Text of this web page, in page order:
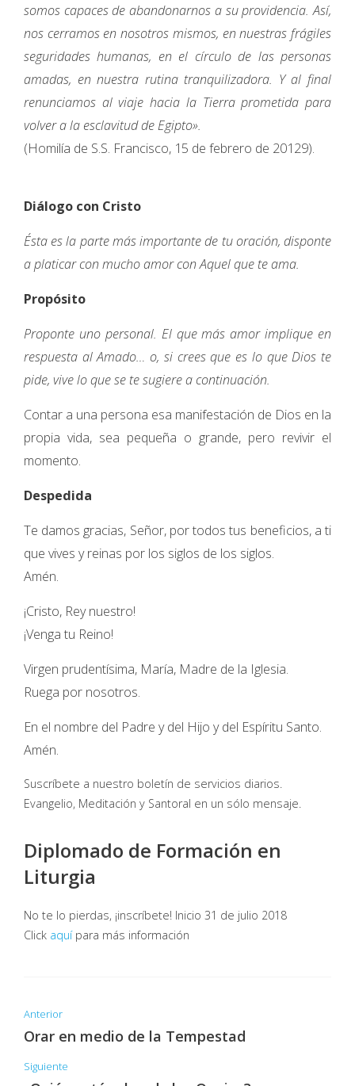
somos capaces de abandonarnos a su providencia. Así,
nos cerramos en nosotros mismos, en nuestras frágiles
seguridades humanas, en el círculo de las personas
amadas, en nuestra rutina tranquilizadora. Y al final
renunciamos al viaje hacia la Tierra prometida para
volver a la esclavitud de Egipto».
(Homilía de S.S. Francisco, 15 de febrero de 20129).
Diálogo con Cristo
Ésta es la parte más importante de tu oración, disponte
a platicar con mucho amor con Aquel que te ama.
Propósito
Proponte uno personal. El que más amor implique en
respuesta al Amado… o, si crees que es lo que Dios te
pide, vive lo que se te sugiere a continuación.
Contar a una persona esa manifestación de Dios en la
propia vida, sea pequeña o grande, pero revivir el
momento.
Despedida
Te damos gracias, Señor, por todos tus beneficios, a ti
que vives y reinas por los siglos de los siglos.
Amén.
¡Cristo, Rey nuestro!
¡Venga tu Reino!
Virgen prudentísima, María, Madre de la Iglesia.
Ruega por nosotros.
En el nombre del Padre y del Hijo y del Espíritu Santo.
Amén.
Suscríbete a nuestro boletín de servicios diarios.
Evangelio, Meditación y Santoral en un sólo mensaje.
Diplomado de Formación en
Liturgia
No te lo pierdas, ¡inscríbete! Inicio 31 de julio 2018
Click aquípara más información
Anterior
Orar en medio de la Tempestad
Siguiente